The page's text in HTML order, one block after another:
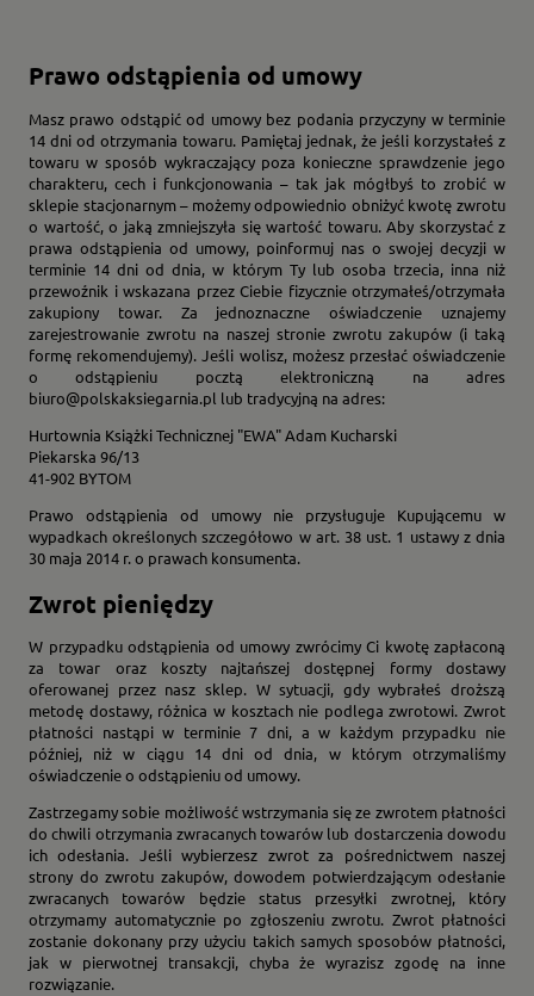
Prawo odstąpienia od umowy
Masz prawo odstąpić od umowy bez podania przyczyny w terminie
14 dni od otrzymania towaru. Pamiętaj jednak, że jeśli korzystałeś z
towaru w sposób wykraczający poza konieczne sprawdzenie jego
charakteru, cech i funkcjonowania – tak jak mógłbyś to zrobić w
sklepie stacjonarnym – możemy odpowiednio obniżyć kwotę zwrotu
o wartość, o jaką zmniejszyła się wartość towaru. Aby skorzystać z
prawa odstąpienia od umowy, poinformuj nas o swojej decyzji w
terminie 14 dni od dnia, w którym Ty lub osoba trzecia, inna niż
przewoźnik i wskazana przez Ciebie fizycznie otrzymałeś/otrzymała
zakupiony towar. Za jednoznaczne oświadczenie uznajemy
zarejestrowanie zwrotu na naszej stronie zwrotu zakupów (i taką
formę rekomendujemy). Jeśli wolisz, możesz przesłać oświadczenie
o odstąpieniu pocztą elektroniczną na adres
biuro@polskaksiegarnia.pl lub tradycyjną na adres:
Hurtownia Książki Technicznej "EWA" Adam Kucharski
Piekarska 96/13
41-902 BYTOM
Prawo odstąpienia od umowy nie przysługuje Kupującemu w
wypadkach określonych szczegółowo w art. 38 ust. 1 ustawy z dnia
30 maja 2014 r. o prawach konsumenta.
Zwrot pieniędzy
W przypadku odstąpienia od umowy zwrócimy Ci kwotę zapłaconą
za towar oraz koszty najtańszej dostępnej formy dostawy
oferowanej przez nasz sklep. W sytuacji, gdy wybrałeś droższą
metodę dostawy, różnica w kosztach nie podlega zwrotowi. Zwrot
płatności nastąpi w terminie 7 dni, a w każdym przypadku nie
później, niż w ciągu 14 dni od dnia, w którym otrzymaliśmy
oświadczenie o odstąpieniu od umowy.
Zastrzegamy sobie możliwość wstrzymania się ze zwrotem płatności
do chwili otrzymania zwracanych towarów lub dostarczenia dowodu
ich odesłania. Jeśli wybierzesz zwrot za pośrednictwem naszej
strony do zwrotu zakupów, dowodem potwierdzającym odesłanie
zwracanych towarów będzie status przesyłki zwrotnej, który
otrzymamy automatycznie po zgłoszeniu zwrotu. Zwrot płatności
zostanie dokonany przy użyciu takich samych sposobów płatności,
jak w pierwotnej transakcji, chyba że wyrazisz zgodę na inne
rozwiązanie.